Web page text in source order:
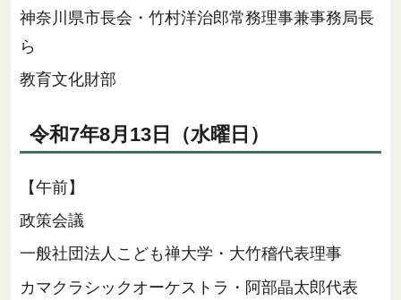
神奈川県市長会・竹村洋治郎常務理事兼事務局長
ら
教育文化財部
令和7年8月13日（水曜日）
【午前】
政策会議
一般社団法人こども禅大学・大竹稽代表理事
カマクラシックオーケストラ・阿部晶太郎代表